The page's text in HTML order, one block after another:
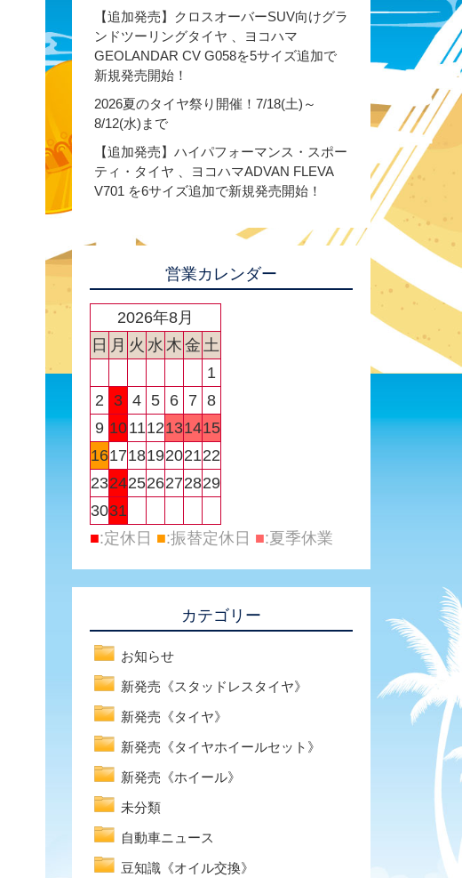
【追加発売】クロスオーバーSUV向けグラ
ンドツーリングタイヤ 、ヨコハマ
GEOLANDAR CV G058を5サイズ追加で
新規発売開始！
2026夏のタイヤ祭り開催！7/18(土)～
8/12(水)まで
【追加発売】ハイパフォーマンス・スポー
ティ・タイヤ 、ヨコハマADVAN FLEVA
V701 を6サイズ追加で新規発売開始！
営業カレンダー
2026年8月
日 月 火 水 木 金 土
1
2
3 4 5 6 7 8
9 101112131415
16171819202122
23242526272829
3031
■:定休日 ■:振替定休日 ■:夏季休業
カテゴリー
お知らせ
新発売《スタッドレスタイヤ》
新発売《タイヤ》
新発売《タイヤホイールセット》
新発売《ホイール》
未分類
自動車ニュース
豆知識《オイル交換》